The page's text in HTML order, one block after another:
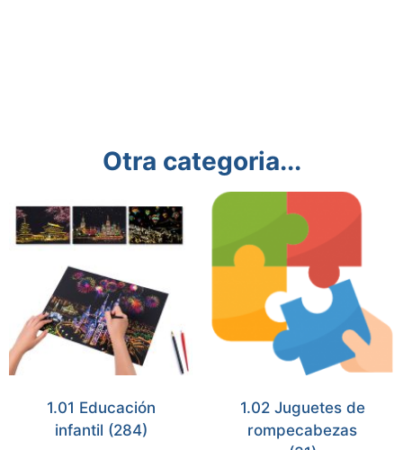
Otra categoria...
1.01 Educación
infantil (284)
1.02 Juguetes de
rompecabezas